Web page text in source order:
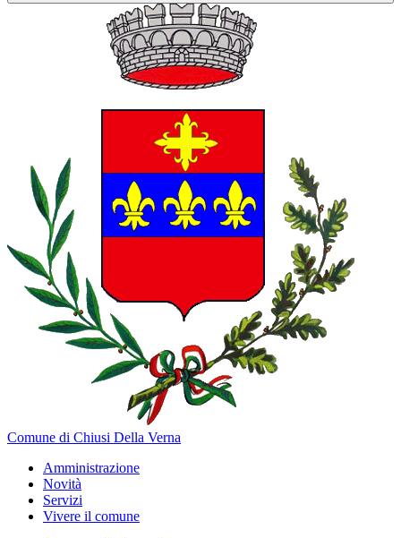
Comune di Chiusi Della Verna
Amministrazione
Novità
Servizi
Vivere il comune